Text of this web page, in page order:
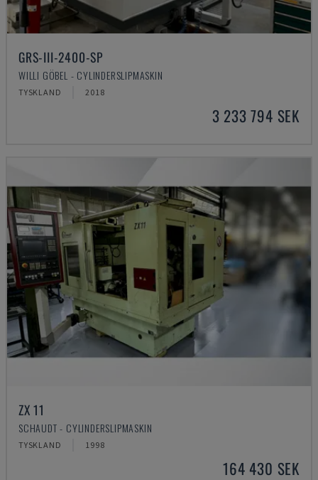
GRS-III-2400-SP
WILLI GÖBEL - CYLINDERSLIPMASKIN
TYSKLAND 2018
3 233 794 SEK
ZX 11
SCHAUDT - CYLINDERSLIPMASKIN
TYSKLAND 1998
164 430 SEK